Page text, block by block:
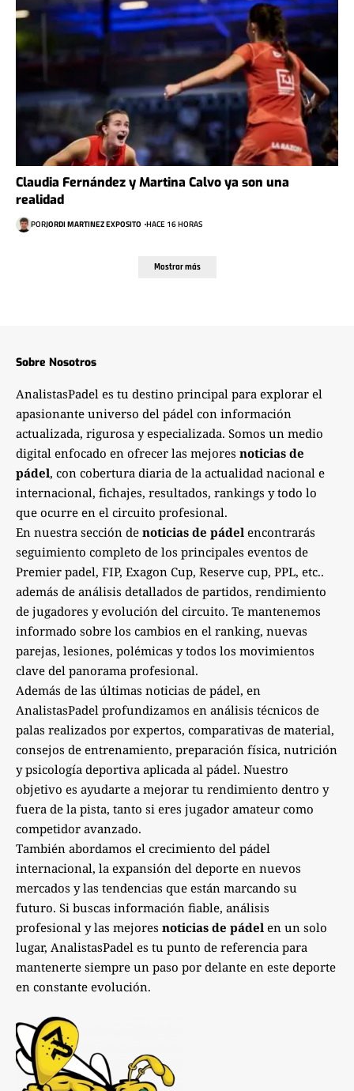
Claudia Fernández y Martina Calvo ya son una
realidad
PORJORDI MARTINEZ EXPOSITO HACE 16 HORAS
Mostrar más
Sobre Nosotros
AnalistasPadel es tu destino principal para explorar el
apasionante universo del pádel con información
actualizada, rigurosa y especializada. Somos un medio
digital enfocado en ofrecer las mejores noticias de
pádel, con cobertura diaria de la actualidad nacional e
internacional, fichajes, resultados, rankings y todo lo
que ocurre en el circuito profesional.
En nuestra sección de noticias de pádel encontrarás
seguimiento completo de los principales eventos de
Premier padel, FIP, Exagon Cup, Reserve cup, PPL, etc..
además de análisis detallados de partidos, rendimiento
de jugadores y evolución del circuito. Te mantenemos
informado sobre los cambios en el ranking, nuevas
parejas, lesiones, polémicas y todos los movimientos
clave del panorama profesional.
Además de las últimas noticias de pádel, en
AnalistasPadel profundizamos en análisis técnicos de
palas realizados por expertos, comparativas de material,
consejos de entrenamiento, preparación física, nutrición
y psicología deportiva aplicada al pádel. Nuestro
objetivo es ayudarte a mejorar tu rendimiento dentro y
fuera de la pista, tanto si eres jugador amateur como
competidor avanzado.
También abordamos el crecimiento del pádel
internacional, la expansión del deporte en nuevos
mercados y las tendencias que están marcando su
futuro. Si buscas información fiable, análisis
profesional y las mejores noticias de pádel en un solo
lugar, AnalistasPadel es tu punto de referencia para
mantenerte siempre un paso por delante en este deporte
en constante evolución.